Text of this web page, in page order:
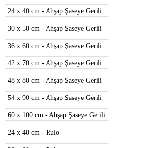
24 x 40 cm - Ahşap Şaseye Gerili
30 x 50 cm - Ahşap Şaseye Gerili
36 x 60 cm - Ahşap Şaseye Gerili
42 x 70 cm - Ahşap Şaseye Gerili
48 x 80 cm - Ahşap Şaseye Gerili
54 x 90 cm - Ahşap Şaseye Gerili
60 x 100 cm - Ahşap Şaseye Gerili
24 x 40 cm - Rulo